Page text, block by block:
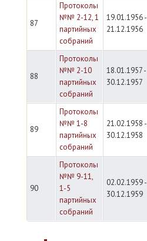
87
Протоколы
№№ 2-12, 1
партийных
собраний
19.01.1956 -
21.12.1956
88
Протоколы
№№ 2-10
партийных
собраний
18.01.1957 -
30.12.1957
89
Протоколы
№№ 1-8
партийных
собраний
21.02.1958 -
30.12.1958
90
Протоколы
№№ 9-11,
1-5
партийных
собраний
02.02.1959 -
30.12.1959